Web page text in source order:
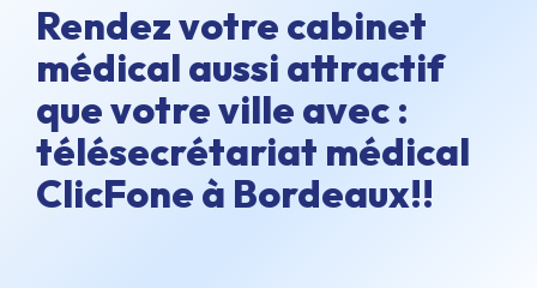
Rendez votre cabinet
médical aussi attractif
que votre ville avec :
télésecrétariat médical
ClicFone à Bordeaux!!